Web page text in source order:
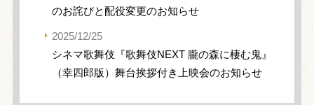
のお詫びと配役変更のお知らせ
2025/12/25
シネマ歌舞伎『歌舞伎NEXT 朧の森に棲む鬼』
（幸四郎版）舞台挨拶付き上映会のお知らせ